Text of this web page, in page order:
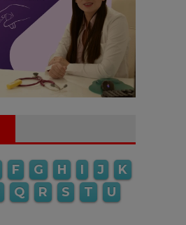
F G H I J
K
Q R S T
U